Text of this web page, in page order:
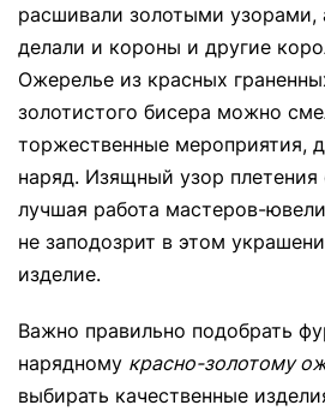
расшивали золотыми
делали и короны и другие
Ожерелье из красных
золотистого бисера можно
торжественные мероприятия,
наряд. Изящный узор плетения
лучшая работа мастеров-
не заподозрит в этом
изделие.
Важно правильно подобрать
нарядному красно-золотому
выбирать качественные